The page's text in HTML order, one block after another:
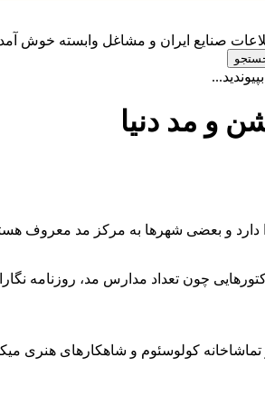
صنایع ایران و مشاغل وابسته خوش
و مد دنیا
و بعضی شهرها به مرکز مد معروف
چون تعداد مدارس مد،
کولوسئوم و شاهکارهای هنری